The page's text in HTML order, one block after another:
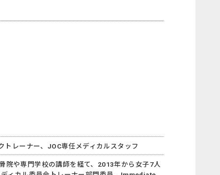
レーナー、JOC専任メディカルスタッフ
院や専門学校の講師を経て、2013年から女子7人